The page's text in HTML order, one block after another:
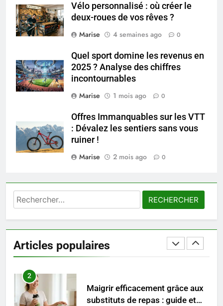
Vélo personnalisé : où créer le
deux-roues de vos rêves ?
Marise
4 semaines ago 0
Quel sport domine les revenus en
2025 ? Analyse des chiffres
incontournables
Marise
1 mois ago 0
Offres Immanquables sur les VTT
: Dévalez les sentiers sans vous
ruiner !
Marise
2 mois ago 0
Rechercher :
Articles populaires
6
seniors: aménagement et
exercices
BIEN ÊTRE
7
Voyance à La Rochelle : où
sérieux à un tarif juste ?
BIEN ÊTRE
8
Sclérose en plaques et
femmes enceintes doivent
connaître
SANTÉ
1
ENTREPRISE
2
Maigrir efficacement grâce aux
substituts de repas : guide et